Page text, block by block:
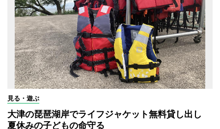
見る・遊ぶ
大津の琵琶湖岸でライフジャケット無料貸し出し
夏休みの子どもの命守る